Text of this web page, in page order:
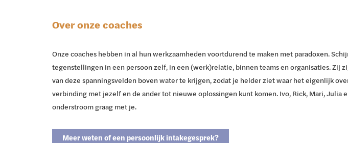
Over onze coaches
Onze coaches hebben in al hun werkzaamheden voortdurend te maken met paradoxen.
tegenstellingen in een persoon zelf, in een (werk)relatie, binnen teams en organisaties. Zij
van deze spanningsvelden boven water te krijgen, zodat je helder ziet waar het eigenlijk
verbinding met jezelf en de ander tot nieuwe oplossingen kunt komen. Ivo, Rick, Mari, Julia
onderstroom graag met je.
Meer weten of een persoonlijk intakegesprek?